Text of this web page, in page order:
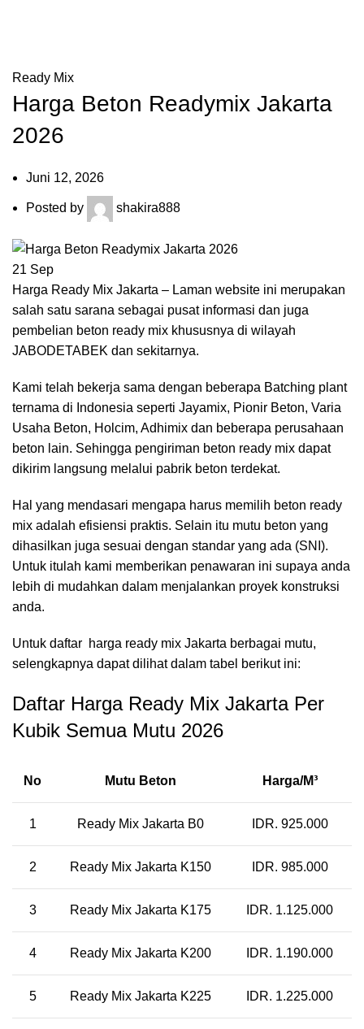
Ready Mix
Harga Beton Readymix Jakarta
2026
Juni 12, 2026
Posted by shakira888
21 Sep
Harga Ready Mix Jakarta – Laman website ini merupakan
salah satu sarana sebagai pusat informasi dan juga
pembelian beton ready mix khususnya di wilayah
JABODETABEK dan sekitarnya.
Kami telah bekerja sama dengan beberapa Batching plant
ternama di Indonesia seperti Jayamix, Pionir Beton, Varia
Usaha Beton, Holcim, Adhimix dan beberapa perusahaan
beton lain. Sehingga pengiriman beton ready mix dapat
dikirim langsung melalui pabrik beton terdekat.
Hal yang mendasari mengapa harus memilih beton ready
mix adalah efisiensi praktis. Selain itu mutu beton yang
dihasilkan juga sesuai dengan standar yang ada (SNI).
Untuk itulah kami memberikan penawaran ini supaya anda
lebih di mudahkan dalam menjalankan proyek konstruksi
anda.
Untuk daftar harga ready mix Jakarta berbagai mutu,
selengkapnya dapat dilihat dalam tabel berikut ini:
Daftar Harga Ready Mix Jakarta Per
Kubik Semua Mutu 2026
No Mutu Beton Harga/M³
1 Ready Mix Jakarta B0 IDR. 925.000
2 Ready Mix Jakarta K150 IDR. 985.000
3 Ready Mix Jakarta K175 IDR. 1.125.000
4 Ready Mix Jakarta K200 IDR. 1.190.000
5 Ready Mix Jakarta K225 IDR. 1.225.000